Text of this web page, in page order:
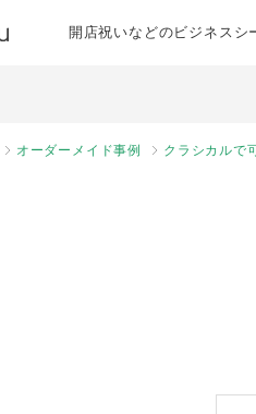
開店祝いなどのビジネスシ
オーダーメイド事例 クラシカルで